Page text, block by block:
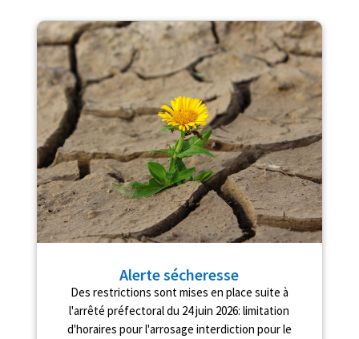
Alerte sécheresse
Des restrictions sont mises en place suite à
l'arrêté préfectoral du 24 juin 2026: limitation
d'horaires pour l'arrosage interdiction pour le